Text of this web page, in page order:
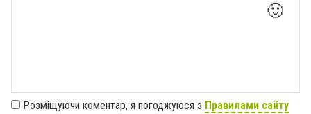
🙂
Розміщуючи коментар, я погоджуюся з Правилами сайту